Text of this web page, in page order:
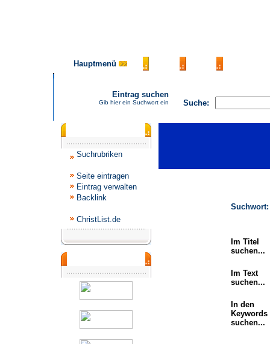
Hauptmenü
Suche:
Eintrag suchen
Gib hier ein Suchwort ein
Suchrubriken
Seite eintragen
Eintrag verwalten
Backlink
ChristList.de
Suchwort:
Im Titel
suchen...
Im Text
suchen...
In den
Keywords
suchen...